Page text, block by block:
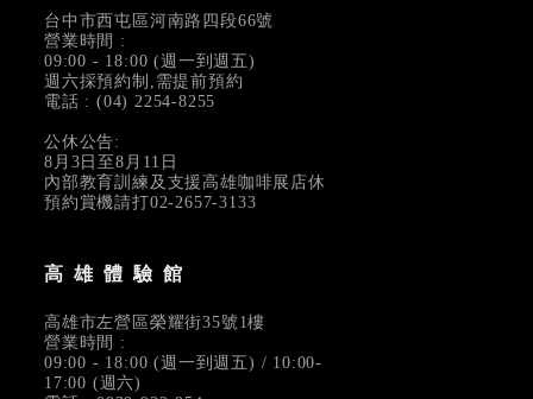
台中市西屯區河南路四段66號
營業時間 :
09:00 - 18:00 (週一到週五)
週六採預約制,需提前預約
電話 : (04) 2254-8255
公休公告:
8月3日至8月11日
內部教育訓練及支援高雄咖啡展店休
預約賞機請打02-2657-3133
高雄體驗館
高雄市左營區榮耀街35號1樓
營業時間 :
09:00 - 18:00 (週一到週五) / 10:00-
17:00 (週六)